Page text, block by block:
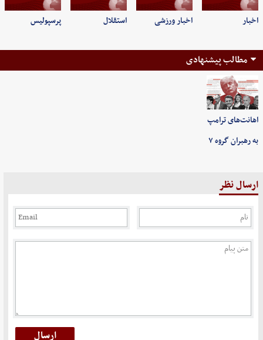
اخبار اخبار ورزشی استقلال پرسپولیس
مطالب پیشنهادی
اهانت‌های ترامپ
به رهبران گروه ۷
ارسال نظر